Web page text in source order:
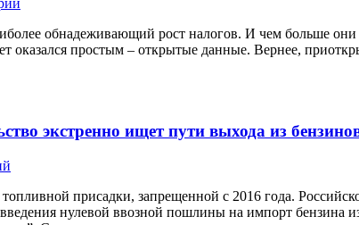
обнадеживающий рост налогов. И чем больше они
оказался простым – открытые данные. Вернее,
экстренно ищет пути выхода из
присадки, запрещенной с 2016 года.
нулевой ввозной пошлины на импорт